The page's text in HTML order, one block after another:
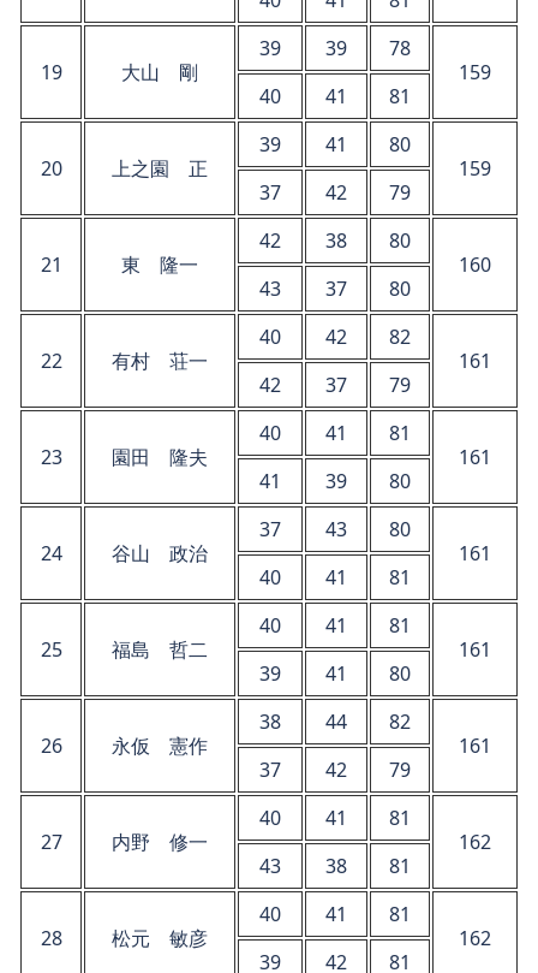
19 大山 剛
39 39
78
159
40
41 81
20 上之園 正
39 41
80
159
37
42 79
21 東 隆一
42 38
80
160
43
37 80
22 有村 荘一
40 42
82
161
42
37 79
23 園田 隆夫
40 41
81
161
41
39 80
24 谷山 政治
37 43
80
161
40
41 81
25 福島 哲二
40 41
81
161
39
41 80
26 永仮 憲作
38 44
82
161
37
42 79
27 内野 修一
40 41
81
162
43
38 81
28 松元 敏彦
40 41
81
162
39
42 81